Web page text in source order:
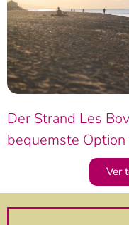
Der Strand Les
bequemste
Ver